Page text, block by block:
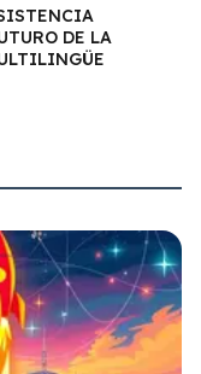
DE LA